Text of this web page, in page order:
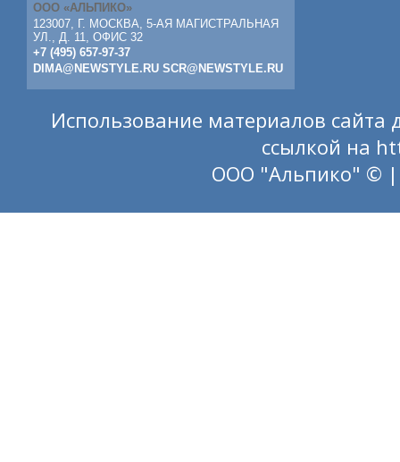
ООО «АЛЬПИКО»
123007, Г. МОСКВА, 5-АЯ МАГИСТРАЛЬНАЯ
УЛ., Д. 11, ОФИС 32
+7 (495) 657-97-37
DIMA@NEWSTYLE.RU SCR@NEWSTYLE.RU
Использование материалов сайта
ссылкой на
ООО "Альпико" © |